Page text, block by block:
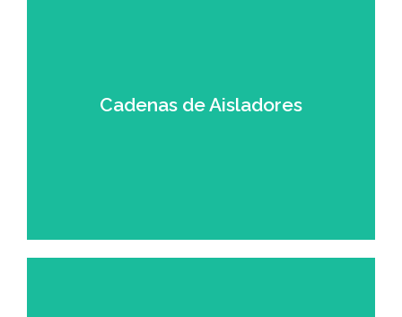
Cadenas de Aisladores